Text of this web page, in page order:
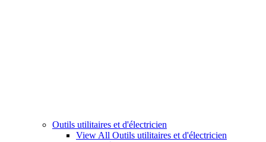
Outils utilitaires et d'électricien
View All Outils utilitaires et d'électricien